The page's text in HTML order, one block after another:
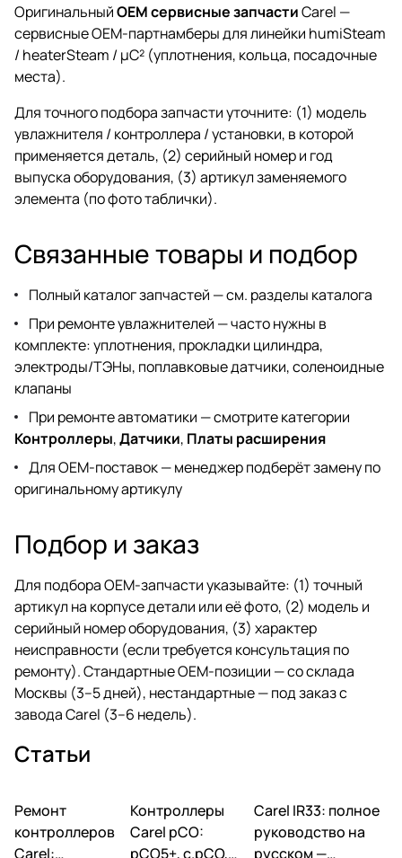
ОригинальныйOEM сервисные запчастиCarel —
сервисные OEM-партнамберы для линейки humiSteam
/ heaterSteam / µC² (уплотнения, кольца, посадочные
места).
Для точного подбора запчасти уточните: (1) модель
увлажнителя / контроллера / установки, в которой
применяется деталь, (2) серийный номер и год
выпуска оборудования, (3) артикул заменяемого
элемента (по фото таблички).
Связанные товары и подбор
Полный каталог запчастей —см. разделы каталога
При ремонте увлажнителей — часто нужны в
комплекте: уплотнения, прокладки цилиндра,
электроды/ТЭНы, поплавковые датчики, соленоидные
клапаны
При ремонте автоматики — смотрите категории
Контроллеры,Датчики, Платы расширения
Для OEM-поставок —менеджерподберёт замену по
оригинальному артикулу
Подбор и заказ
Для подбора OEM-запчасти указывайте: (1) точный
артикул на корпусе детали или её фото, (2) модель и
серийный номер оборудования, (3) характер
неисправности (если требуется консультация по
ремонту). Стандартные OEM-позиции — со склада
Москвы (3–5 дней), нестандартные — под заказ с
завода Carel (3–6 недель).
Статьи
Автоматика и
контроллеры
Ремонт
контроллеров
Carel:
Автоматика и
контроллеры
Контроллеры
Carel pCO:
pCO5+, c.pCO,
Автоматика и
контроллеры
Carel IR33: полное
руководство на
русском —